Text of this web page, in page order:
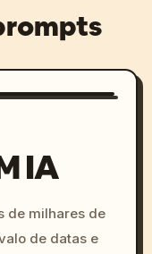
IA
de milhares de
de datas e